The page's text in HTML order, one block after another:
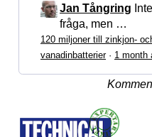
Jan Tångring
fråga, men …
120 miljoner till zinkjon-
vanadinbatterier· 1 month